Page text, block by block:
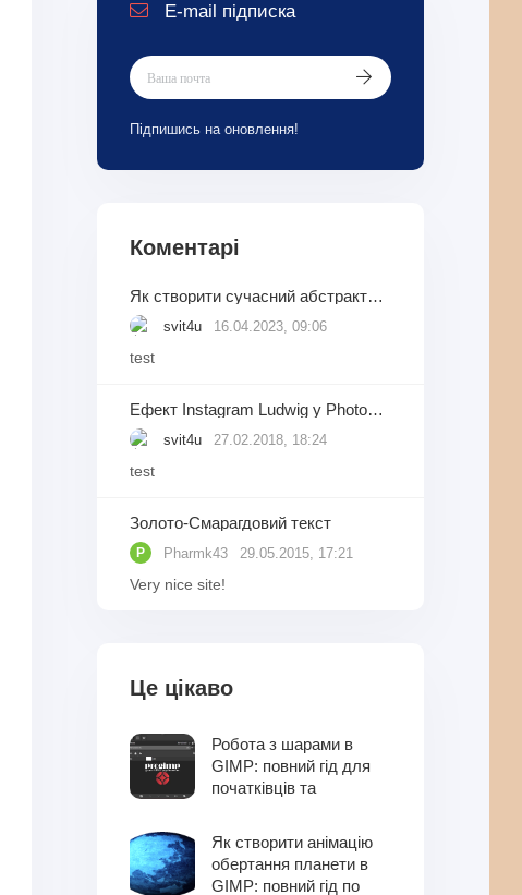
E-mail підписка
Підпишись на оновлення!
Коментарі
Як створити сучасний абстрактний фон із геометричних фігур у Adobe Photoshop
svit4u 16.04.2023, 09:06
test
Ефект Instagram Ludwig у Photoshop
svit4u 27.02.2018, 18:24
test
Золото-Смарагдовий текст
P Pharmk43 29.05.2015, 17:21
Very nice site!
Це цікаво
Робота з шарами в
GIMP: повний гід для
початківців та
Як створити анімацію
обертання планети в
GIMP: повний гід по